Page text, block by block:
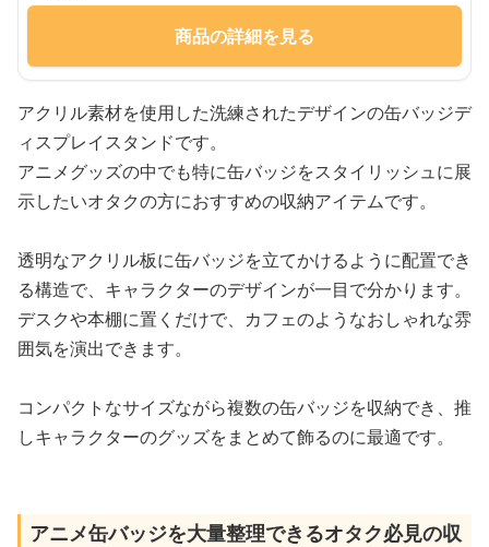
商品の詳細を見る
アクリル素材を使用した洗練されたデザインの缶バッジデ
ィスプレイスタンドです。
アニメグッズの中でも特に缶バッジをスタイリッシュに展
示したいオタクの方におすすめの収納アイテムです。
透明なアクリル板に缶バッジを立てかけるように配置でき
る構造で、キャラクターのデザインが一目で分かります。
デスクや本棚に置くだけで、カフェのようなおしゃれな雰
囲気を演出できます。
コンパクトなサイズながら複数の缶バッジを収納でき、推
しキャラクターのグッズをまとめて飾るのに最適です。
アニメ缶バッジを大量整理できるオタク必見の収